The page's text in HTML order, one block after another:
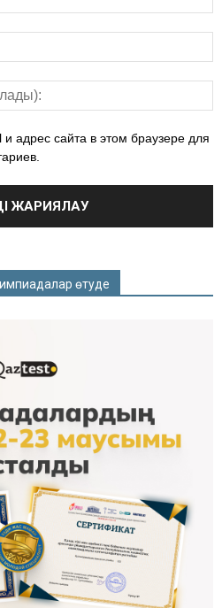
адрес сайта в этом браузере для
өтуде